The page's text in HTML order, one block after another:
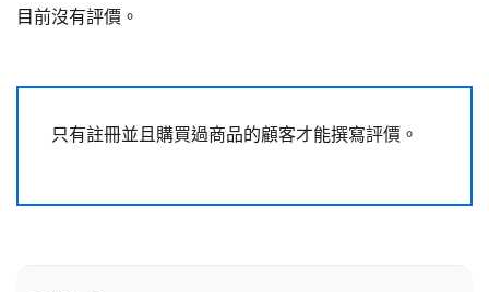
目前沒有評價。
只有註冊並且購買過商品的顧客才能撰寫評價。